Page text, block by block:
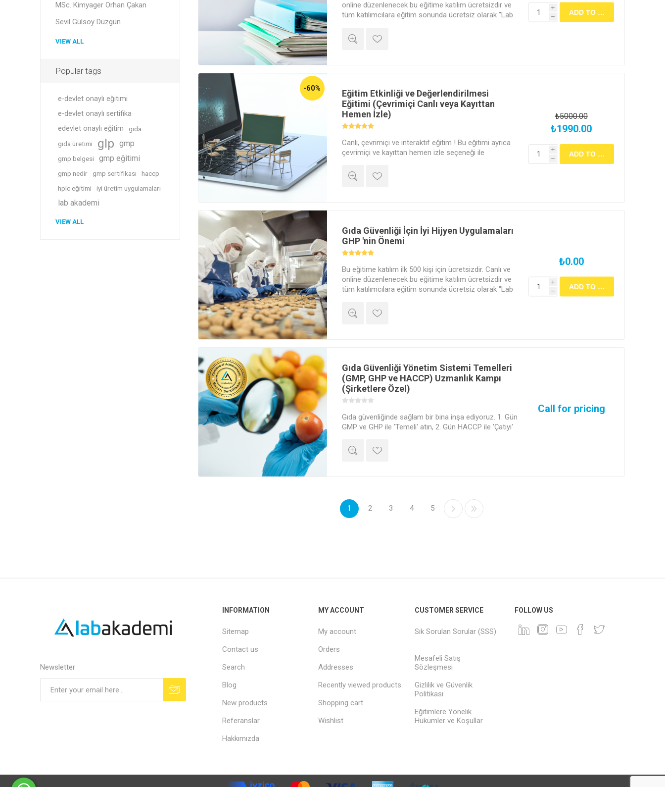
online düzenlenecek bu eğitime katılım ücretsizdir ve
tüm katılımcılara eğitim sonunda ücretsiz olarak "Lab
i
h
-60%
Eğitim Etkinliği ve Değerlendirilmesi
Eğitimi (Çevrimiçi Canlı veya Kayıttan
Hemen İzle)
Canlı, çevrimiçi ve interaktif eğitim ! Bu eğitimi ayrıca
çevrimiçi ve kayıttan hemen izle seçeneği ile
₺5000.00
₺1990.00
i
h
Gıda Güvenliği İçin İyi Hijyen Uygulamaları
GHP 'nin Önemi
Bu eğitime katılım ilk 500 kişi için ücretsizdir. Canlı ve
online düzenlenecek bu eğitime katılım ücretsizdir ve
tüm katılımcılara eğitim sonunda ücretsiz olarak "Lab
₺0.00
i
h
Gıda Güvenliği Yönetim Sistemi Temelleri
(GMP, GHP ve HACCP) Uzmanlık Kampı
(Şirketlere Özel)
Gıda güvenliğinde sağlam bir bina inşa ediyoruz. 1. Gün
GMP ve GHP ile 'Temeli' atın, 2. Gün HACCP ile 'Çatıyı'
standartlarını belirlemeyi, tehlikeleri analiz etmeyi ve
güvenli gıda sistemini (ISO 22000 Temeli)
Call for pricing
1 2 3 4 5
MSc. Kimyager Orhan Çakan
Sevil Gülsoy Düzgün
VIEW ALL
Popular tags
e-devlet onaylı eğitimi
e-devlet onaylı sertifika
edevlet onaylı eğitim
gıda
gıda üretimi
glp gmp
gmp belgesi gmp eğitimi
gmp nedir gmp sertifikası
haccp
hplc eğitimi
iyi üretim uygulamaları
lab akademi
VIEW ALL
Newsletter
INFORMATION
Sitemap
Contact us
Search
Blog
New products
Referanslar
Hakkımızda
MY ACCOUNT
My account
Orders
Addresses
Recently viewed products
Shopping cart
Wishlist
CUSTOMER SERVICE
Sık Sorulan Sorular (SSS)
Mesafeli Satış
Sözleşmesi
Gizlilik ve Güvenlik
Politikası
Eğitimlere Yönelik
Hükümler ve Koşullar
FOLLOW US